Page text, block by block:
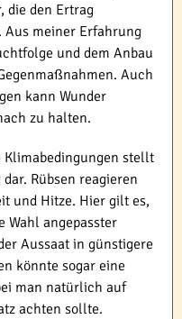
die den Ertrag
meiner Erfahrung
und dem Anbau
Auch
kann Wunder
zu halten.
Klimabedingungen stellt
Rübsen reagieren
und Hitze. Hier gilt es,
Wahl angepasster
Aussaat in günstigere
könnte sogar eine
man natürlich auf
achten sollte.